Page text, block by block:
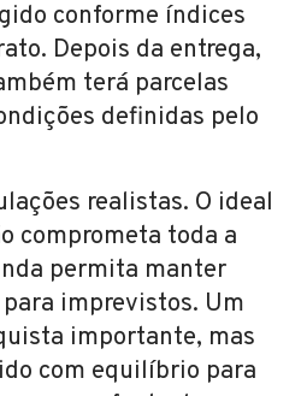
conforme índices
Depois da entrega,
terá parcelas
definidas pelo
realistas. O ideal
comprometa toda a
permita manter
imprevistos. Um
importante, mas
com equilíbrio para